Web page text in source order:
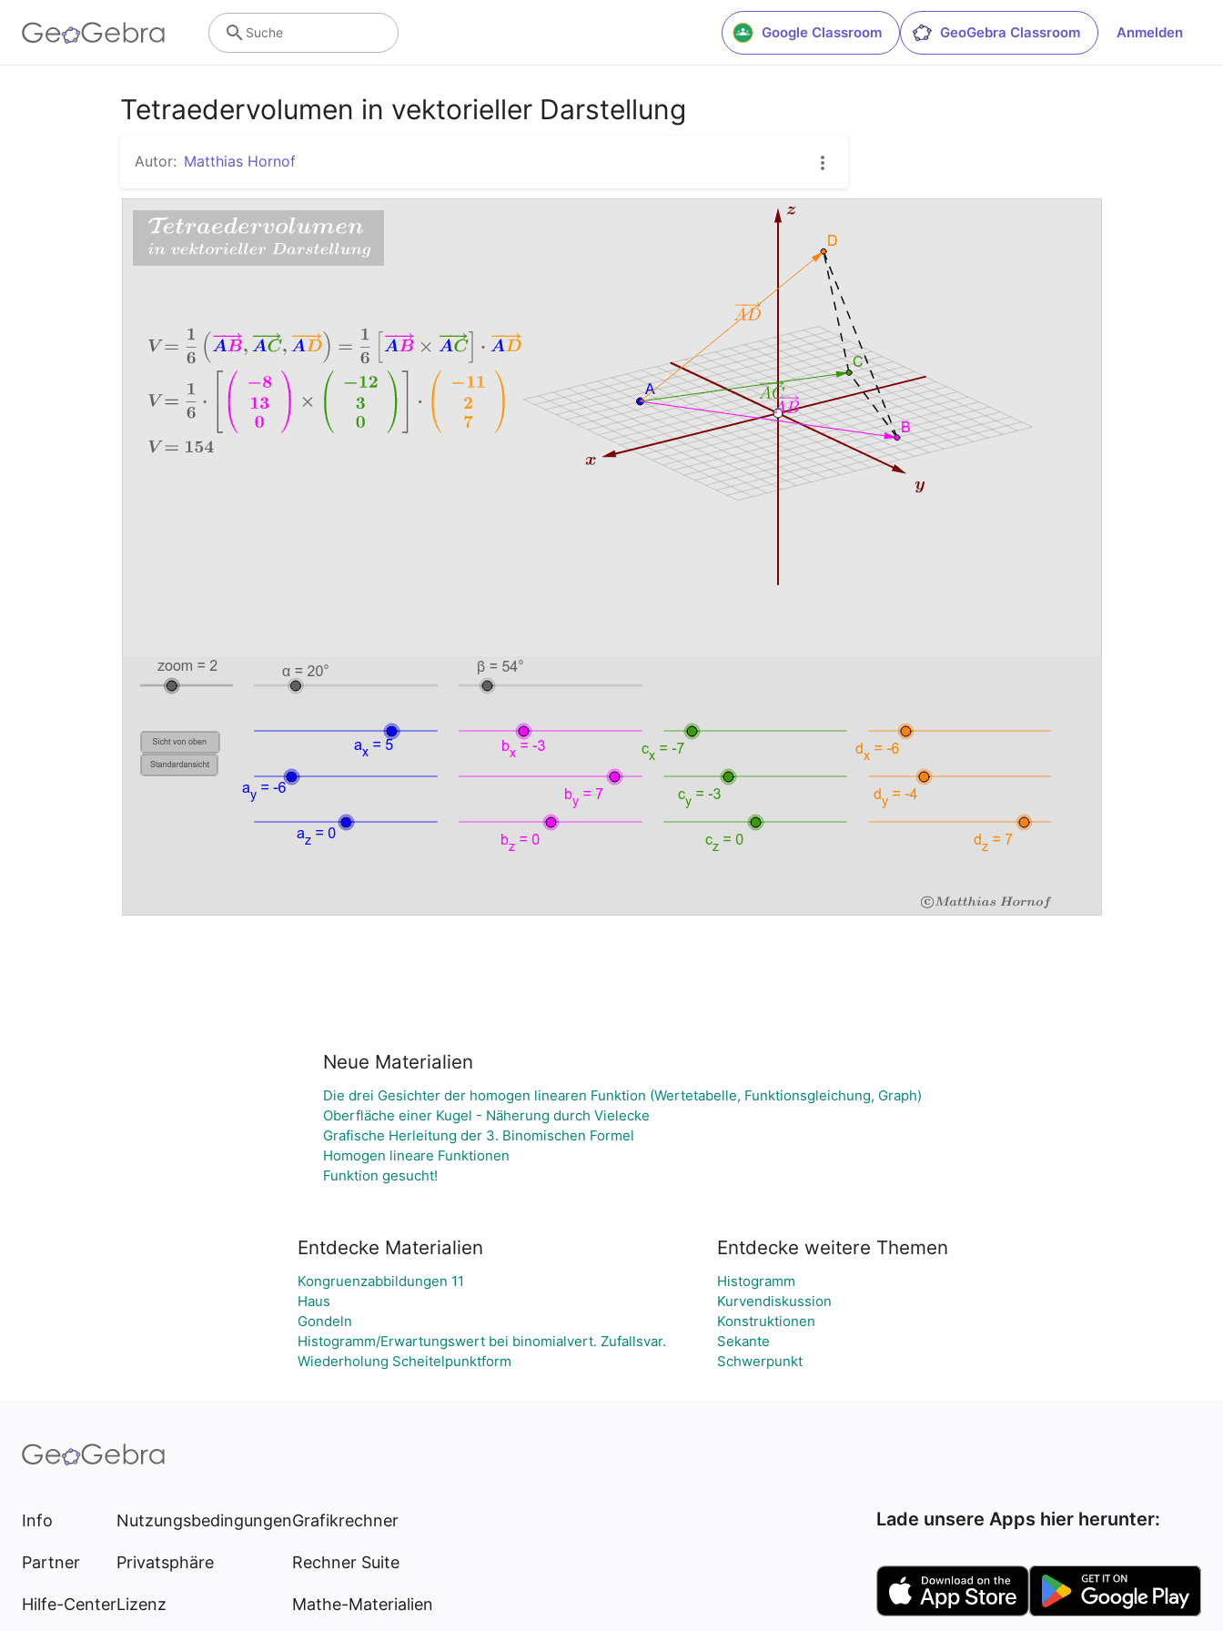
Google Classroom GeoGebra Classroom Anmelden
Suche
Tetraedervolumen in vektorieller Darstellung
Autor: Matthias Hornof
Neue Materialien
Die drei Gesichter der homogen linearen Funktion (Wertetabelle, Funktionsgleichung, Graph)
Oberfläche einer Kugel - Näherung durch Vielecke
Grafische Herleitung der 3. Binomischen Formel
Homogen lineare Funktionen
Funktion gesucht!
Entdecke Materialien
Kongruenzabbildungen 11
Haus
Gondeln
Histogramm/Erwartungswert bei binomialvert. Zufallsvar.
Wiederholung Scheitelpunktform
Entdecke weitere Themen
Histogramm
Kurvendiskussion
Konstruktionen
Sekante
Schwerpunkt
Info
Partner
Hilfe-Center
Nutzungsbedingungen
Privatsphäre
Lizenz
Grafikrechner
Rechner Suite
Mathe-Materialien
Lade unsere Apps hier herunter: